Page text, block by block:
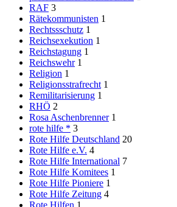
RAF 3
Rätekommunisten 1
Rechtssschutz 1
Reichsexekution 1
Reichstagung 1
Reichswehr 1
Religion 1
Religionsstrafrecht 1
Remilitarisierung 1
RHÖ 2
Rosa Aschenbrenner 1
rote hilfe * 3
Rote Hilfe Deutschland 20
Rote Hilfe e.V. 4
Rote Hilfe International 7
Rote Hilfe Komitees 1
Rote Hilfe Pioniere 1
Rote Hilfe Zeitung 4
Rote Hilfen 1